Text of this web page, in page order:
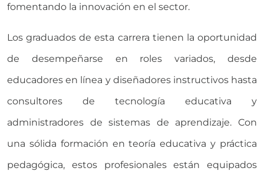
fomentando la innovación en el sector.
Los graduados de esta carrera tienen la oportunidad
de desempeñarse en roles variados, desde
educadores en línea y diseñadores instructivos hasta
consultores de tecnología educativa y
administradores de sistemas de aprendizaje. Con
una sólida formación en teoría educativa y práctica
pedagógica, estos profesionales están equipados